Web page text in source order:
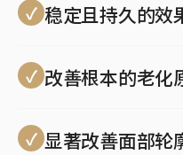
稳定且持久的效
改善根本的老化
显著改善面部轮